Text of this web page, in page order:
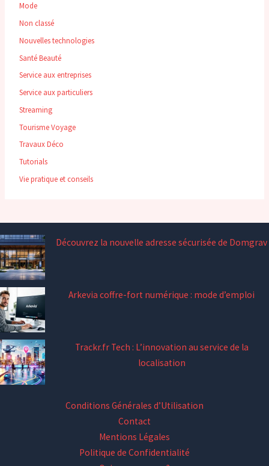
Mode
Non classé
Nouvelles technologies
Santé Beauté
Service aux entreprises
Service aux particuliers
Streaming
Tourisme Voyage
Travaux Déco
Tutorials
Vie pratique et conseils
Découvrez la nouvelle adresse sécurisée de Domgrav
Arkevia coffre-fort numérique : mode d’emploi
Trackr.fr Tech : L’innovation au service de la
localisation
Conditions Générales d’Utilisation
Contact
Mentions Légales
Politique de Confidentialité